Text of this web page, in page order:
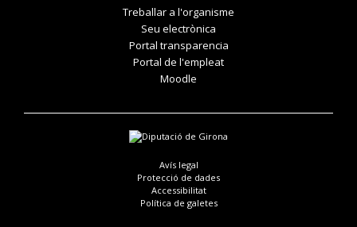
Treballar a l'organisme
Seu electrònica
Portal transparencia
Portal de l'empleat
Moodle
Avís legal
Protecció de dades
Accessibilitat
Política de galetes